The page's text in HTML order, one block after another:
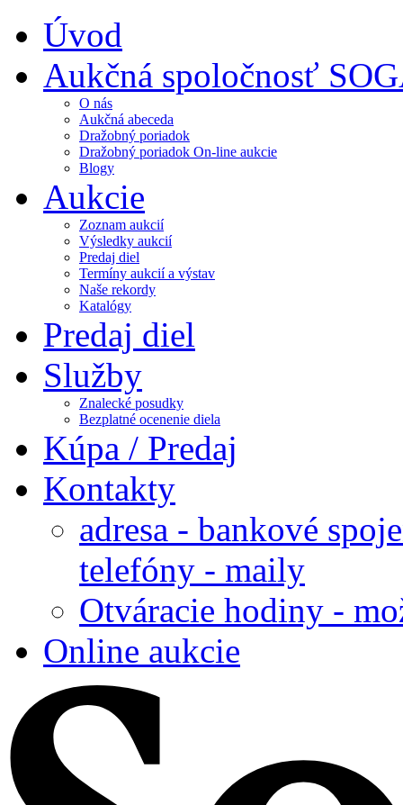
Úvod
Aukčná spoločnosť
O nás
Aukčná abeceda
Dražobný poriadok
Dražobný poriadok On-line aukcie
Blogy
Aukcie
Zoznam aukcií
Výsledky aukcií
Predaj diel
Termíny aukcií a výstav
Naše rekordy
Katalógy
Predaj diel
Služby
Znalecké posudky
Bezplatné ocenenie diela
Kúpa / Predaj
Kontakty
adresa - bankové
telefóny - maily
Otváracie hodiny -
Online aukcie